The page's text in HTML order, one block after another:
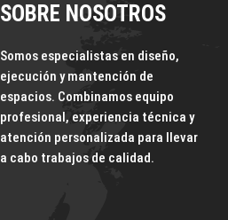
SOBRE NOSOTROS
Somos especialistas en diseño,
ejecución y mantención de
espacios. Combinamos equipo
profesional, experiencia técnica y
atención personalizada para llevar
a cabo trabajos de calidad.